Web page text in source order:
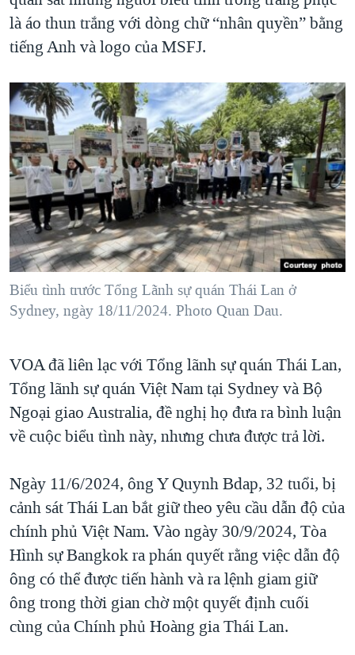
là áo thun trắng với dòng chữ “nhân quyền” bằng
tiếng Anh và logo của MSFJ.
Biểu tình trước Tổng Lãnh sự quán Thái Lan ở
Sydney, ngày 18/11/2024. Photo Quan Dau.
VOA đã liên lạc với Tổng lãnh sự quán Thái Lan,
Tổng lãnh sự quán Việt Nam tại Sydney và Bộ
Ngoại giao Australia, đề nghị họ đưa ra bình luận
về cuộc biểu tình này, nhưng chưa được trả lời.
Ngày 11/6/2024, ông Y Quynh Bdap, 32 tuổi, bị
cảnh sát Thái Lan bắt giữ theo yêu cầu dẫn độ của
chính phủ Việt Nam. Vào ngày 30/9/2024, Tòa
Hình sự Bangkok ra phán quyết rằng việc dẫn độ
ông có thể được tiến hành và ra lệnh giam giữ
ông trong thời gian chờ một quyết định cuối
cùng của Chính phủ Hoàng gia Thái Lan.